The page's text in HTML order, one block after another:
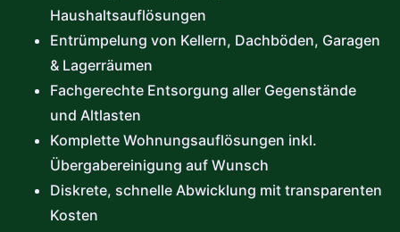
Haushaltsauflösungen
Entrümpelung von Kellern, Dachböden, Garagen
& Lagerräumen
Fachgerechte Entsorgung aller Gegenstände
und Altlasten
Komplette Wohnungsauflösungen inkl.
Übergabereinigung auf Wunsch
Diskrete, schnelle Abwicklung mit transparenten
Kosten